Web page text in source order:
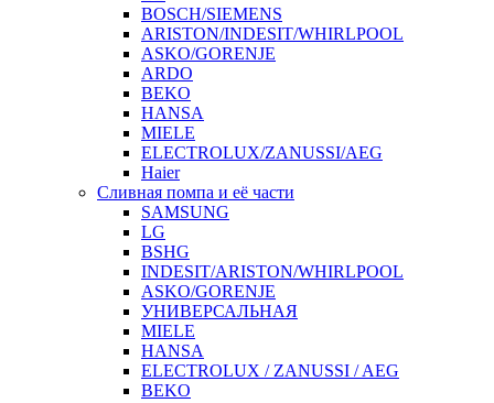
BOSCH/SIEMENS
ARISTON/INDESIT/WHIRLPOOL
ASKO/GORENJE
ARDO
BEKO
HANSA
MIELE
ELECTROLUX/ZANUSSI/AEG
Haier
Сливная помпа и её части
SAMSUNG
LG
BSHG
INDESIT/ARISTON/WHIRLPOOL
ASKO/GORENJE
УНИВЕРСАЛЬНАЯ
MIELE
HANSA
ELECTROLUX / ZANUSSI / AEG
BEKO